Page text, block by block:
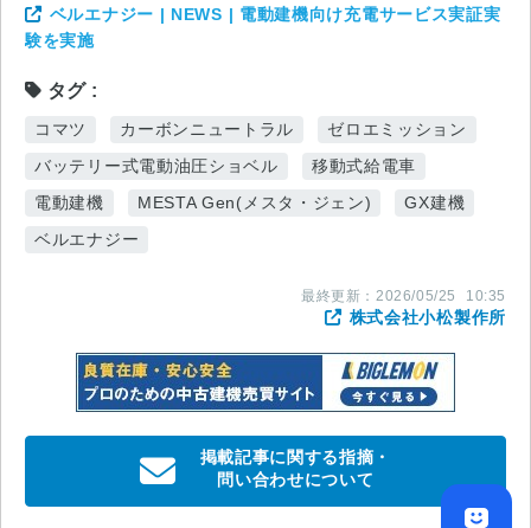
ベルエナジー | NEWS | 電動建機向け充電サービス実証実
験を実施
タグ
コマツ カーボンニュートラル
ゼロエミッション
バッテリー式電動油圧ショベル
移動式給電車
電動建機
MESTA Gen(メスタ・ジェン)
GX建機
ベルエナジー
最終更新： 2026/05/25 10:35
株式会社小松製作所
掲載記事に関する指摘・
問い合わせについて